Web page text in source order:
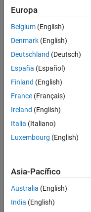
Europa
Belgium (English)
Denmark (English)
Deutschland (Deutsch)
España (Español)
Finland (English)
France (Français)
Ireland (English)
Italia (Italiano)
Luxembourg (English)
Asia-Pacífico
Australia (English)
India (English)
Centro de confianza
Política de privacidad
Información de contacto
© 1994-2026 The